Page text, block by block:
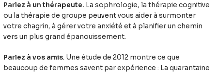
Parlez à un thérapeute. La sophrologie, la thérapie cognitive
ou la thérapie de groupe peuvent vous aider à surmonter
votre chagrin, à gérer votre anxiété et à planifier un chemin
vers un plus grand épanouissement.
Parlez à vos amis. Une étude de 2012 montre ce que
beaucoup de femmes savent par expérience : La quarantaine